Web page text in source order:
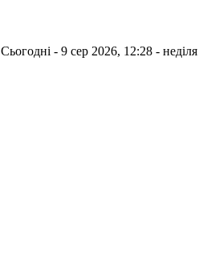
Сьогодні - 9 сер 2026, 12:28 - неділя